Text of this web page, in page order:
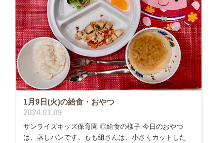
1月9日(火)の給食・おやつ
2024.01.09
サンライズキッズ保育園 ◎給食の様子 今日のおやつ
は、蒸しパンです。もも組さんは、小さくカットした